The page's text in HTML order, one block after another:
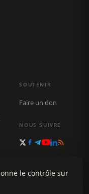
SOUTENIR
Faire un don
NOUS SUIVRE
le contrôle sur